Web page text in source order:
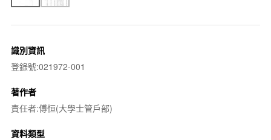
識別資訊
登錄號:021972-001
著作者
責任者:傅恒(大學士管戶部)
資料類型